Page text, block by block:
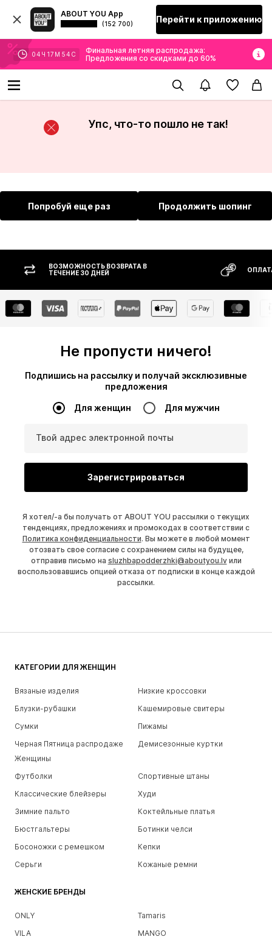
ABOUT YOU App
(152 700) Перейти к приложению
04 Ч 17 М 54 С
Финальная летняя распродажа:
Предложения со скидками до 60%
Упс, что-то пошло не так!
Попробуй еще раз Продолжить шопинг
ВОЗМОЖНОСТЬ ВОЗВРАТА В
ТЕЧЕНИЕ 30 ДНЕЙ
Не пропусти ничего!
Подпишись на рассылку и получай эксклюзивные
предложения
Для женщин Для мужчин
Твой адрес электронной почты
Зарегистрироваться
Я хотел/-а бы получать от ABOUT YOU рассылки о текущих
тенденциях, предложениях и промокодах в соответствии с
Политика конфиденциальности. Вы можете в любой момент
отозвать свое согласие с сохранением силы на будущее,
отправив письмо на sluzhbapodderzhki@aboutyou.lvили
воспользовавшись опцией отказа от подписки в конце каждой
рассылки.
КАТЕГОРИИ ДЛЯ ЖЕНЩИН
Вязаные изделия
Низкие кроссовки
Блузки-рубашки
Кашемировые свитеры
Сумки
Пижамы
Черная Пятница распродаже
Женщины
Демисезонные куртки
Футболки
Спортивные штаны
Классические блейзеры
Худи
Зимние пальто
Коктейльные платья
Бюстгальтеры
Ботинки челси
Босоножки с ремешком
Кепки
Серьги
Кожаные ремни
ЖЕНСКИЕ БРЕНДЫ
ONLY
Tamaris
VILA
MANGO